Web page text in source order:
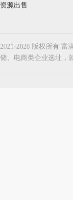
资源出售
2021-2028 版权所有 富
储、电商类企业选址，